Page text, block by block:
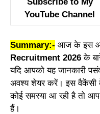
Subscribe to My
YouTube Channel
Summary:- आज के इस
Recruitment 2026के
यदि आपको यह जानकारी
अवश्य शेयर करें। इस
कोई समस्या आ रही है तो
हैं।